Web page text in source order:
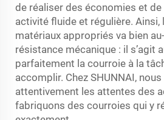
de réaliser des économies et
activité fluide et régulière. Ainsi,
matériaux appropriés va bien
résistance mécanique : il s’agit
parfaitement la courroie à la
accomplir. Chez SHUNNAI,
attentivement les attentes des
fabriquons des courroies qui y